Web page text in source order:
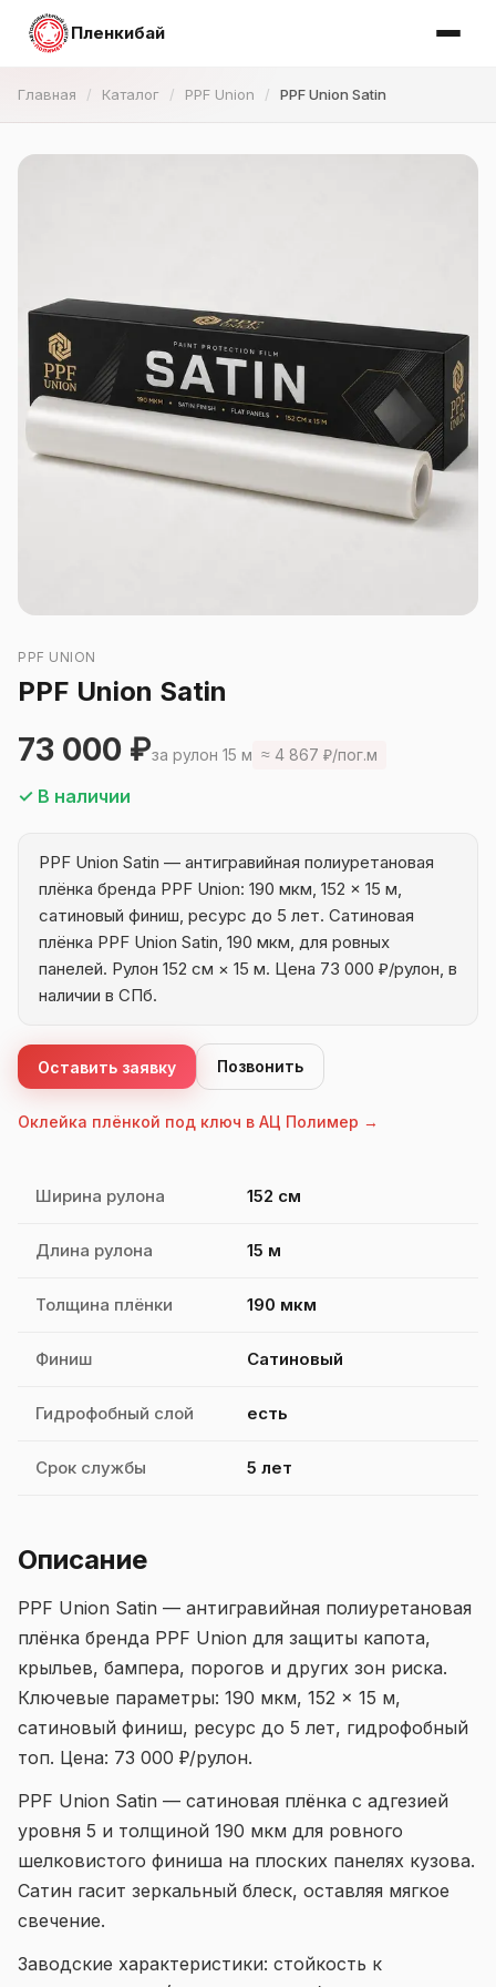
Пленкибай
Главная Каталог PPF Union PPF Union Satin
PPF UNION
PPF Union Satin
73 000 ₽за рулон 15 м ≈ 4 867 ₽/пог.м
✓ В наличии
PPF Union Satin — антигравийная полиуретановая
плёнка бренда PPF Union: 190 мкм, 152 × 15 м,
сатиновый финиш, ресурс до 5 лет. Сатиновая
плёнка PPF Union Satin, 190 мкм, для ровных
панелей. Рулон 152 см × 15 м. Цена 73 000 ₽/рулон, в
наличии в СПб.
Оставить заявку Позвонить
Оклейка плёнкой под ключ в АЦ Полимер →
Ширина рулона 152 см
Длина рулона 15 м
Толщина плёнки 190 мкм
Финиш Сатиновый
Гидрофобный слой есть
Срок службы 5 лет
Описание
PPF Union Satin — антигравийная полиуретановая
плёнка бренда PPF Union для защиты капота,
крыльев, бампера, порогов и других зон риска.
Ключевые параметры: 190 мкм, 152 × 15 м,
сатиновый финиш, ресурс до 5 лет, гидрофобный
топ. Цена: 73 000 ₽/рулон.
PPF Union Satin — сатиновая плёнка с адгезией
уровня 5 и толщиной 190 мкм для ровного
шелковистого финиша на плоских панелях кузова.
Сатин гасит зеркальный блеск, оставляя мягкое
свечение.
Заводские характеристики: стойкость к